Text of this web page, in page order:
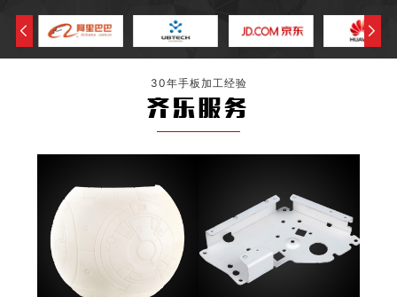
30年手板加工经验
齐乐服务